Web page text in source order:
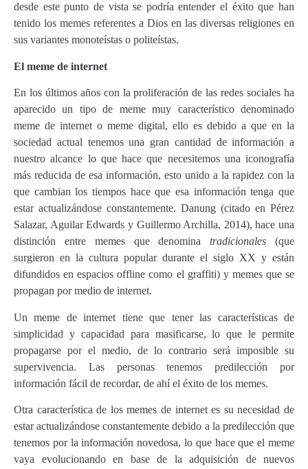
desde este punto de vista se podría entender el éxito que han
tenido los memes referentes a Dios en las diversas religiones en
sus variantes monoteístas o politeístas.
El meme de internet
En los últimos años con la proliferación de las redes sociales ha
aparecido un tipo de meme muy característico denominado
meme de internet o meme digital, ello es debido a que en la
sociedad actual tenemos una gran cantidad de información a
nuestro alcance lo que hace que necesitemos una iconografía
más reducida de esa información, esto unido a la rapidez con la
que cambian los tiempos hace que esa información tenga que
estar actualizándose constantemente. Danung (citado en Pérez
Salazar, Aguilar Edwards y Guillermo Archilla, 2014), hace una
distinción entre memes que denominatradicionales (que
surgieron en la cultura popular durante el siglo XX y están
difundidos en espacios offline como el graffiti) y memes que se
propagan por medio de internet.
Un meme de internet tiene que tener las características de
simplicidad y capacidad para masificarse, lo que le permite
propagarse por el medio, de lo contrario será imposible su
supervivencia. Las personas tenemos predilección por
información fácil de recordar, de ahí el éxito de los memes.
Otra característica de los memes de internet es su necesidad de
estar actualizándose constantemente debido a la predilección que
tenemos por la información novedosa, lo que hace que el meme
vaya evolucionando en base de la adquisición de nuevos